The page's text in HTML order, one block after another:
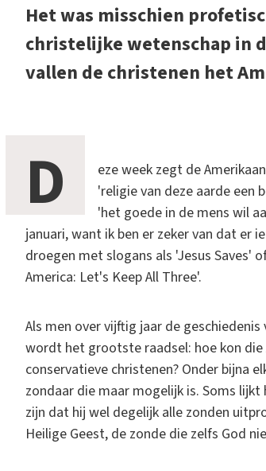
Het was misschien
christelijke wetenschap in
vallen de christenen het
D
eze week zegt de
'religie van deze aarde een
'het goede in de mens wil
januari, want ik ben er zeker van dat er
droegen met slogans als 'Jesus Saves'
America: Let's Keep All Three'.
Als men over vijftig jaar de
wordt het grootste raadsel: hoe kon die
conservatieve christenen? Onder bijna
zondaar die maar mogelijk is. Soms
zijn dat hij wel degelijk alle zonden
Heilige Geest, de zonde die zelfs God